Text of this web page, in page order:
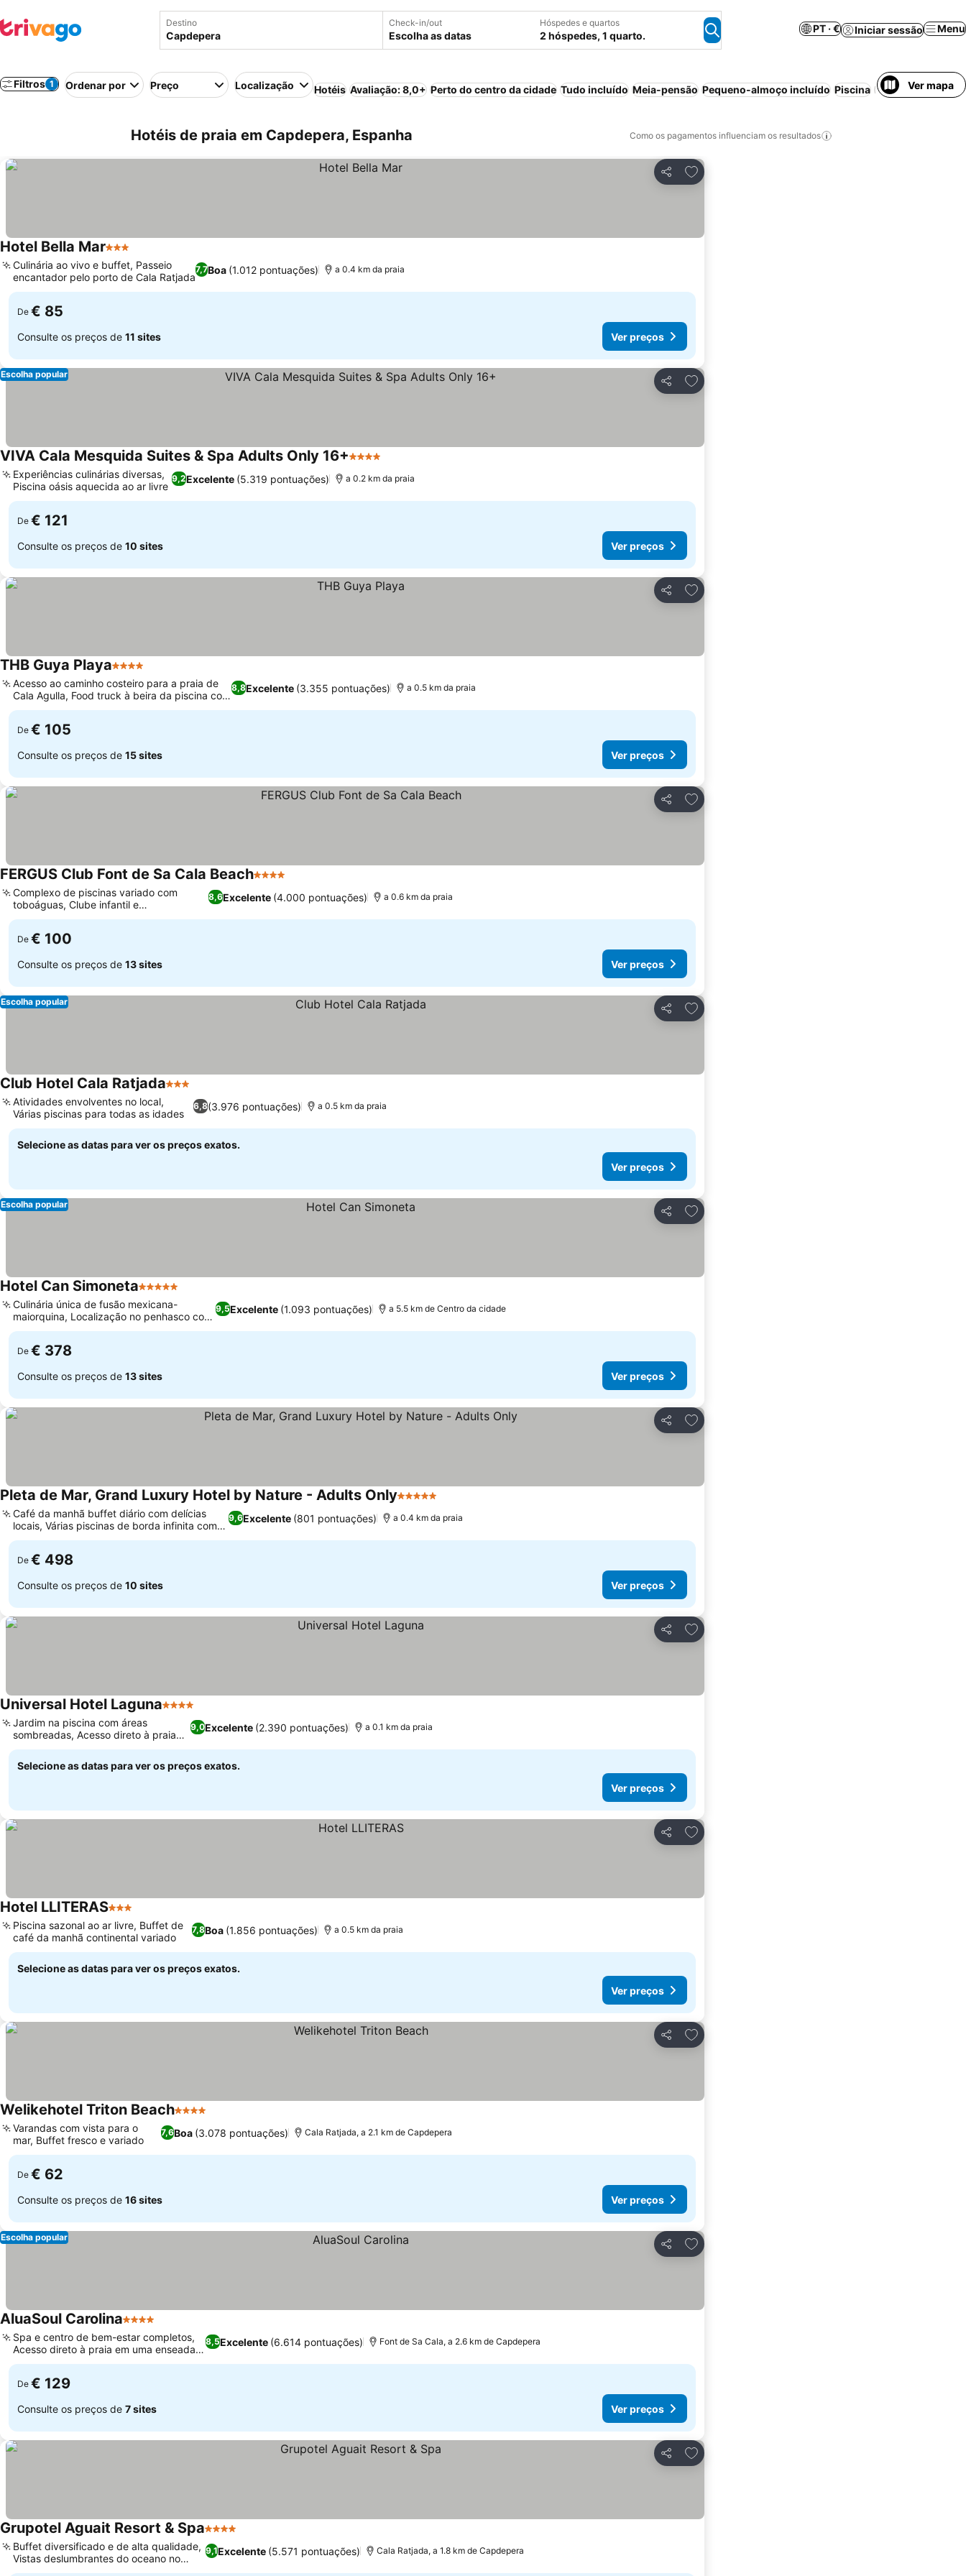
Destino Check-in/out
Escolha as datas
Hóspedes e quartos
2 hóspedes, 1 quarto.
PT · € Iniciar sessão Menu
Filtros 1 Ordenar por Preço Localização Hotéis Avaliação: 8,0+ Perto do centro da cidade Tudo incluído Meia-pensão Pequeno-almoço incluído Piscina Praia Aparthotel
Ver mapa
Hotéis de praia em Capdepera, Espanha Como os pagamentos influenciam os resultados
Partilhar
Adicionar aos favoritos
Hotel Bella Mar3 Estrelas
7,7Boa (1.012 pontuações)
Culinária ao vivo e buffet, Passeio
encantador pelo porto de Cala Ratjada
a 0.4 km da praia
De € 85
Consulte os preços de 11 sites Ver preços
Partilhar
Adicionar aos favoritos
Escolha popular
VIVA Cala Mesquida Suites & Spa Adults Only 16+4 Estrelas
9,2Excelente (5.319 pontuações)
Experiências culinárias diversas,
Piscina oásis aquecida ao ar livre
a 0.2 km da praia
De € 121
Consulte os preços de 10 sites Ver preços
Partilhar
Adicionar aos favoritos
THB Guya Playa4 Estrelas
8,8Excelente (3.355 pontuações)
Acesso ao caminho costeiro para a praia de
Cala Agulla, Food truck à beira da piscina com
vista para o mar
a 0.5 km da praia
De € 105
Consulte os preços de 15 sites Ver preços
Partilhar
Adicionar aos favoritos
FERGUS Club Font de Sa Cala Beach4 Estrelas
8,6Excelente (4.000 pontuações)
Complexo de piscinas variado com
toboáguas, Clube infantil e
entretenimento envolvente
a 0.6 km da praia
De € 100
Consulte os preços de 13 sites Ver preços
Partilhar
Adicionar aos favoritos
Escolha popular
Club Hotel Cala Ratjada3 Estrelas
6,8(3.976 pontuações)
Atividades envolventes no local,
Várias piscinas para todas as idades
a 0.5 km da praia
Selecione as datas para ver os preços exatos.
Ver preços
Partilhar
Adicionar aos favoritos
Escolha popular
Hotel Can Simoneta5 Estrelas
9,5Excelente (1.093 pontuações)
Culinária única de fusão mexicana-
maiorquina, Localização no penhasco com
vista para o mar
a 5.5 km de Centro da cidade
De € 378
Consulte os preços de 13 sites Ver preços
Partilhar
Adicionar aos favoritos
Pleta de Mar, Grand Luxury Hotel by Nature - Adults Only5 Estrelas
9,6Excelente (801 pontuações)
Café da manhã buffet diário com delícias
locais, Várias piscinas de borda infinita com
vista para o mar
a 0.4 km da praia
De € 498
Consulte os preços de 10 sites Ver preços
Partilhar
Adicionar aos favoritos
Universal Hotel Laguna4 Estrelas
9,0Excelente (2.390 pontuações)
Jardim na piscina com áreas
sombreadas, Acesso direto à praia
de Canyamel
a 0.1 km da praia
Selecione as datas para ver os preços exatos.
Ver preços
Partilhar
Adicionar aos favoritos
Hotel LLITERAS3 Estrelas
7,8Boa (1.856 pontuações)
Piscina sazonal ao ar livre, Buffet de
café da manhã continental variado
a 0.5 km da praia
Selecione as datas para ver os preços exatos.
Ver preços
Partilhar
Adicionar aos favoritos
Welikehotel Triton Beach4 Estrelas
7,6Boa (3.078 pontuações)
Varandas com vista para o
mar, Buffet fresco e variado
Cala Ratjada, a 2.1 km de Capdepera
De € 62
Consulte os preços de 16 sites Ver preços
Partilhar
Adicionar aos favoritos
Escolha popular
AluaSoul Carolina4 Estrelas
8,5Excelente (6.614 pontuações)
Spa e centro de bem-estar completos,
Acesso direto à praia em uma enseada
tranquila
Font de Sa Cala, a 2.6 km de Capdepera
De € 129
Consulte os preços de 7 sites Ver preços
Partilhar
Adicionar aos favoritos
Grupotel Aguait Resort & Spa4 Estrelas
9,1Excelente (5.571 pontuações)
Buffet diversificado e de alta qualidade,
Vistas deslumbrantes do oceano no
penhasco
Cala Ratjada, a 1.8 km de Capdepera